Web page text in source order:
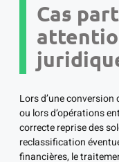
Cas
Lors d’une
ou lors d’opérations
correcte reprise des
reclassification
financières, le